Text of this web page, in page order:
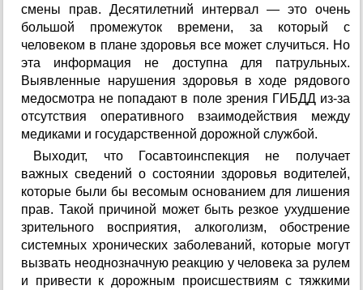
смены прав. Десятилетний интервал — это очень
большой промежуток времени, за который с
человеком в плане здоровья все может случиться. Но
эта информация не доступна для патрульных.
Выявленные нарушения здоровья в ходе рядового
медосмотра не попадают в поле зрения ГИБДД из-за
отсутствия оперативного взаимодействия между
медиками и государственной дорожной службой.
Выходит, что Госавтоинспекция не получает
важных сведений о состоянии здоровья водителей,
которые были бы весомым основанием для лишения
прав. Такой причиной может быть резкое ухудшение
зрительного восприятия, алкоголизм, обострение
системных хронических заболеваний, которые могут
вызвать неоднозначную реакцию у человека за рулем
и привести к дорожным происшествиям с тяжкими